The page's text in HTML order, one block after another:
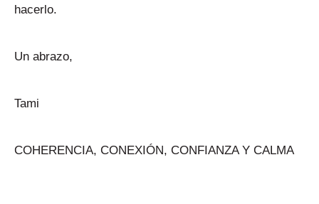
hacerlo.
Un abrazo,
Tami
COHERENCIA, CONEXIÓN, CONFIANZA Y CALMA